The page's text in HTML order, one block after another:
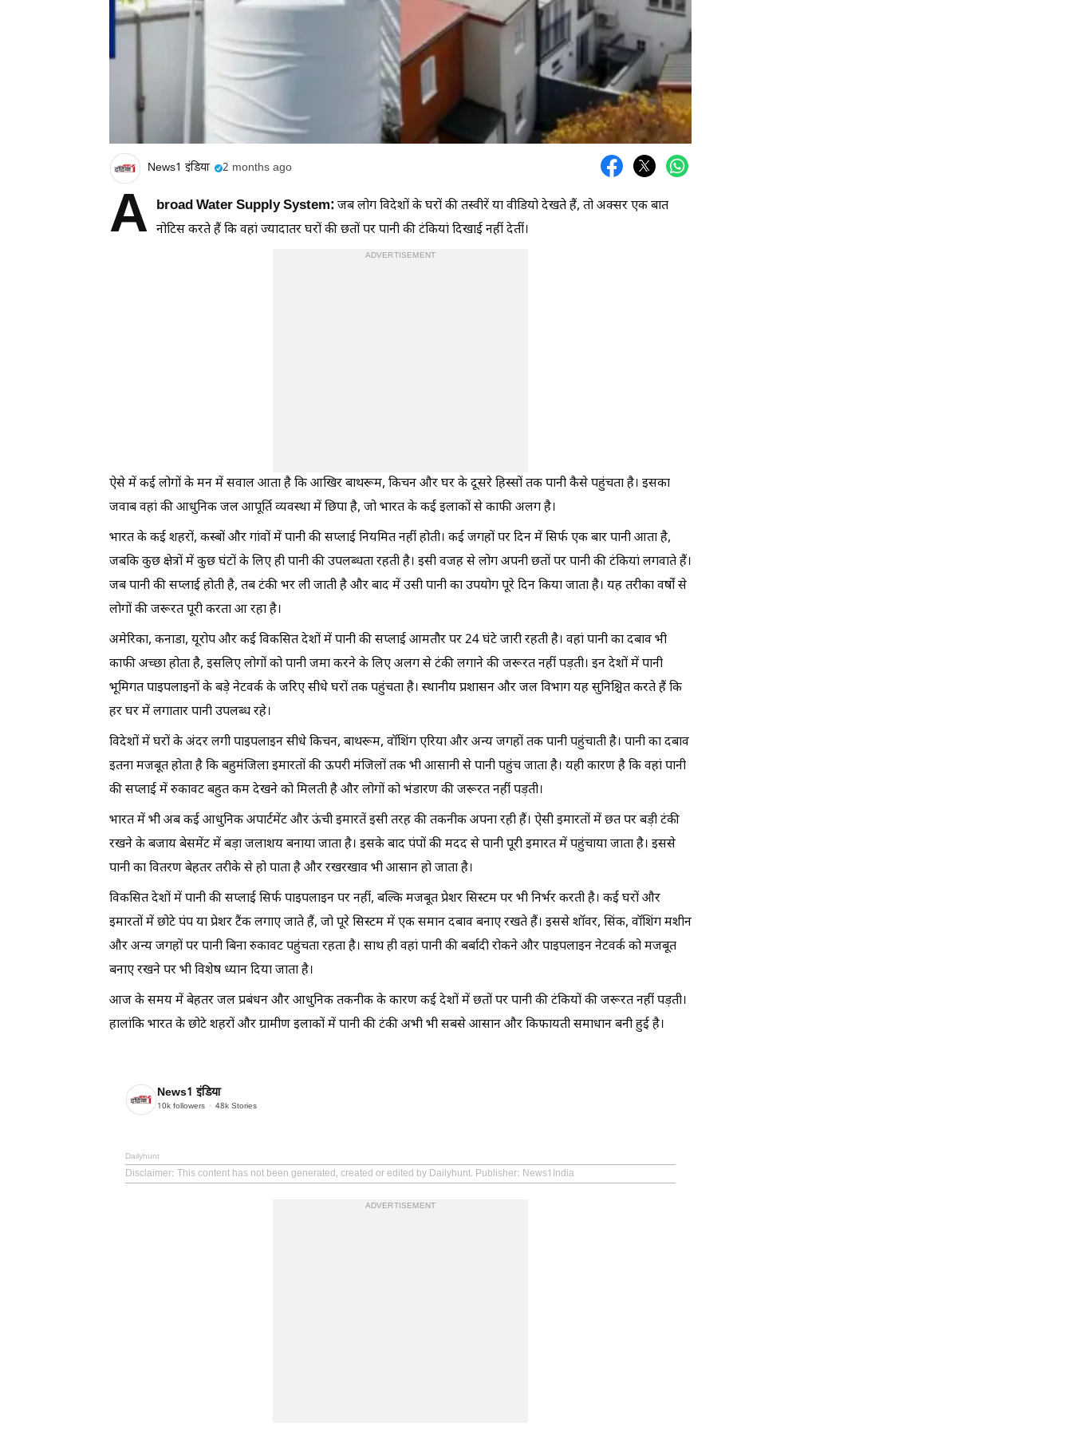
News1 इंडिया 2 months ago
A broad Water Supply System:जब लोग विदेशों के घरों की तस्वीरें या वीडियो देखते हैं, तो अक्सर एक बात
नोटिस करते हैं कि वहां ज्यादातर घरों की छतों पर पानी की टंकियां दिखाई नहीं देतीं।
ADVERTISEMENT
ऐसे में कई लोगों के मन में सवाल आता है कि आखिर बाथरूम, किचन और घर के दूसरे हिस्सों तक पानी कैसे पहुंचता है। इसका
जवाब वहां की आधुनिक जल आपूर्ति व्यवस्था में छिपा है, जो भारत के कई इलाकों से काफी अलग है।
भारत के कई शहरों, कस्बों और गांवों में पानी की सप्लाई नियमित नहीं होती। कई जगहों पर दिन में सिर्फ एक बार पानी आता है,
जबकि कुछ क्षेत्रों में कुछ घंटों के लिए ही पानी की उपलब्धता रहती है। इसी वजह से लोग अपनी छतों पर पानी की टंकियां लगवाते हैं।
जब पानी की सप्लाई होती है, तब टंकी भर ली जाती है और बाद में उसी पानी का उपयोग पूरे दिन किया जाता है। यह तरीका वर्षों से
लोगों की जरूरत पूरी करता आ रहा है।
अमेरिका, कनाडा, यूरोप और कई विकसित देशों में पानी की सप्लाई आमतौर पर 24 घंटे जारी रहती है। वहां पानी का दबाव भी
काफी अच्छा होता है, इसलिए लोगों को पानी जमा करने के लिए अलग से टंकी लगाने की जरूरत नहीं पड़ती। इन देशों में पानी
भूमिगत पाइपलाइनों के बड़े नेटवर्क के जरिए सीधे घरों तक पहुंचता है। स्थानीय प्रशासन और जल विभाग यह सुनिश्चित करते हैं कि
हर घर में लगातार पानी उपलब्ध रहे।
विदेशों में घरों के अंदर लगी पाइपलाइन सीधे किचन, बाथरूम, वॉशिंग एरिया और अन्य जगहों तक पानी पहुंचाती है। पानी का दबाव
इतना मजबूत होता है कि बहुमंजिला इमारतों की ऊपरी मंजिलों तक भी आसानी से पानी पहुंच जाता है। यही कारण है कि वहां पानी
की सप्लाई में रुकावट बहुत कम देखने को मिलती है और लोगों को भंडारण की जरूरत नहीं पड़ती।
भारत में भी अब कई आधुनिक अपार्टमेंट और ऊंची इमारतें इसी तरह की तकनीक अपना रही हैं। ऐसी इमारतों में छत पर बड़ी टंकी
रखने के बजाय बेसमेंट में बड़ा जलाशय बनाया जाता है। इसके बाद पंपों की मदद से पानी पूरी इमारत में पहुंचाया जाता है। इससे
पानी का वितरण बेहतर तरीके से हो पाता है और रखरखाव भी आसान हो जाता है।
विकसित देशों में पानी की सप्लाई सिर्फ पाइपलाइन पर नहीं, बल्कि मजबूत प्रेशर सिस्टम पर भी निर्भर करती है। कई घरों और
इमारतों में छोटे पंप या प्रेशर टैंक लगाए जाते हैं, जो पूरे सिस्टम में एक समान दबाव बनाए रखते हैं। इससे शॉवर, सिंक, वॉशिंग मशीन
और अन्य जगहों पर पानी बिना रुकावट पहुंचता रहता है। साथ ही वहां पानी की बर्बादी रोकने और पाइपलाइन नेटवर्क को मजबूत
बनाए रखने पर भी विशेष ध्यान दिया जाता है।
आज के समय में बेहतर जल प्रबंधन और आधुनिक तकनीक के कारण कई देशों में छतों पर पानी की टंकियों की जरूरत नहीं पड़ती।
हालांकि भारत के छोटे शहरों और ग्रामीण इलाकों में पानी की टंकी अभी भी सबसे आसान और किफायती समाधान बनी हुई है।
News1 इंडिया
10k followers 48k Stories
Dailyhunt
Disclaimer: This content has not been generated, created or edited by Dailyhunt. Publisher: News1India
ADVERTISEMENT